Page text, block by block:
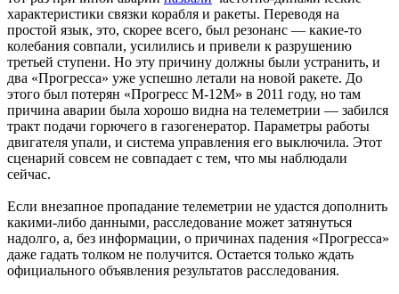
характеристики связки корабля и ракеты. Переводя на
простой язык, это, скорее всего, был резонанс — какие-то
колебания совпали, усилились и привели к разрушению
третьей ступени. Но эту причину должны были устранить, и
два «Прогресса» уже успешно летали на новой ракете. До
этого был потерян «Прогресс М-12М» в 2011 году, но там
причина аварии была хорошо видна на телеметрии — забился
тракт подачи горючего в газогенератор. Параметры работы
двигателя упали, и система управления его выключила. Этот
сценарий совсем не совпадает с тем, что мы наблюдали
сейчас.
Если внезапное пропадание телеметрии не удастся дополнить
какими-либо данными, расследование может затянуться
надолго, а, без информации, о причинах падения «Прогресса»
даже гадать толком не получится. Остается только ждать
официального объявления результатов расследования.